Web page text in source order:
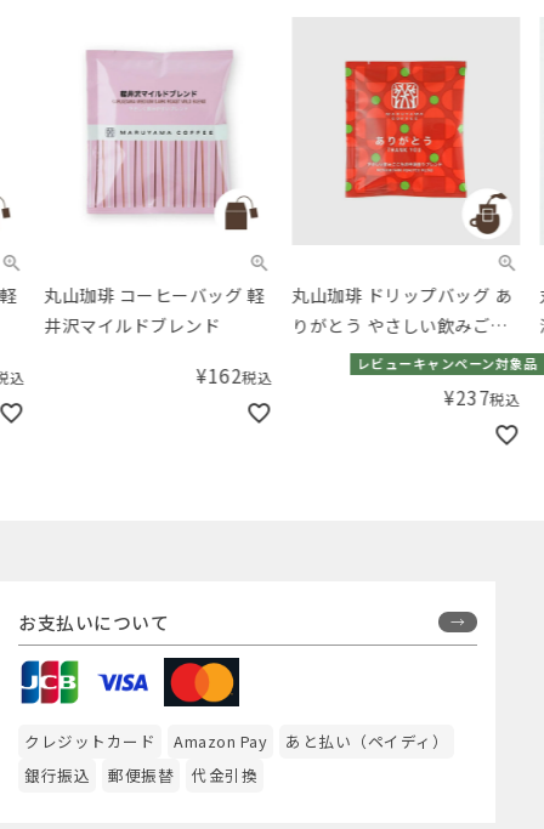
丸山珈琲 コーヒーバッグ 軽
井沢マイルドブレンド
162税込
丸山珈琲 ドリップバッグ あ
りがとう やさしい飲みごこ
ちの中深煎りブレンド
レビューキャンペーン対象品
237税込
丸
深
お支払いについて
クレジットカード Amazon Pay
あと払い（ペイディ）
銀行振込
郵便振替 代金引換